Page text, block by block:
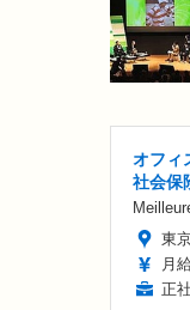
オフィ
社会保
東
月
正